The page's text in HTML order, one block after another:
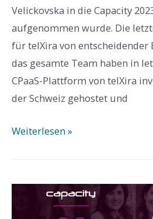
Velickovska in die Capacity
aufgenommen wurde. Die
für telXira von entscheidender
das gesamte Team haben in
CPaaS-Plattform von telXira
der Schweiz gehostet und
Ellen
in
Capacity's
Weiterlesen »